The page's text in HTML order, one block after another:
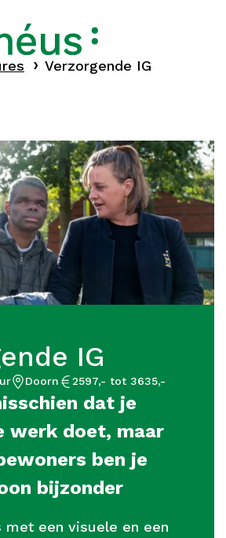
Verzorgende IG
IG
Doorn 2597,- tot 3635,-
dat je
werk doet, maar
ben je
bijzonder
met een visuele en een